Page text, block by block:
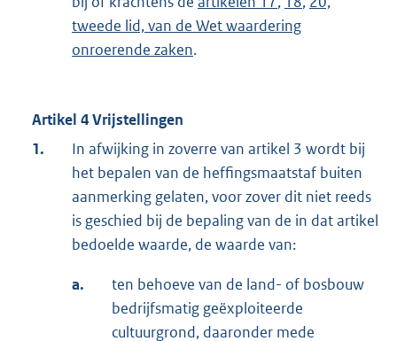
tweede lid, van de Wet waardering
onroerende zaken.
Artikel 4 Vrijstellingen
1.
In afwijking in zoverre van artikel 3 wordt bij
het bepalen van de heffingsmaatstaf buiten
aanmerking gelaten, voor zover dit niet reeds
is geschied bij de bepaling van de in dat artikel
bedoelde waarde, de waarde van:
a.
ten behoeve van de land- of bosbouw
bedrijfsmatig geëxploiteerde
cultuurgrond, daaronder mede